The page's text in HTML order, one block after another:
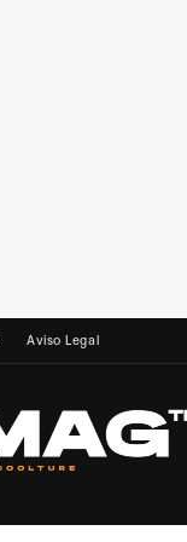
Aviso Legal